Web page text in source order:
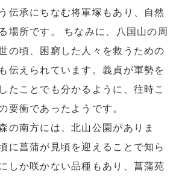
伝承にちなむ将軍塚もあり、自然
場所です。 ちなみに、八国山の周
の頃、困窮した人々を救うための
伝えられています。義貞が軍勢を
たことでも分かるように、往時こ
要衝であったようです。
の南方には、北山公園がありま
に菖蒲が見頃を迎えることで知ら
しか咲かない品種もあり、菖蒲苑